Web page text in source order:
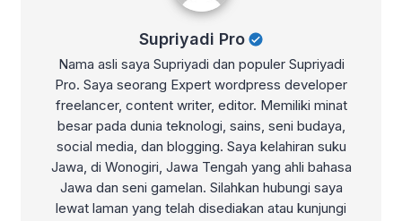
Supriyadi Pro
Nama asli saya Supriyadi dan populer Supriyadi
Pro. Saya seorang Expert wordpress developer
freelancer, content writer, editor. Memiliki minat
besar pada dunia teknologi, sains, seni budaya,
social media, dan blogging. Saya kelahiran suku
Jawa, di Wonogiri, Jawa Tengah yang ahli bahasa
Jawa dan seni gamelan. Silahkan hubungi saya
lewat laman yang telah disediakan atau kunjungi